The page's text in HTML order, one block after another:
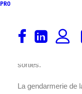
PRO
l’arrêt est
sorties.
La gendarmerie de